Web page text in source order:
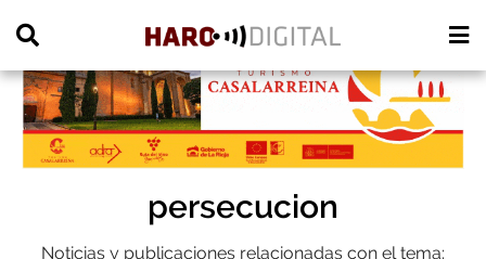
persecucion
Noticias y publicaciones relacionadas con el tema: